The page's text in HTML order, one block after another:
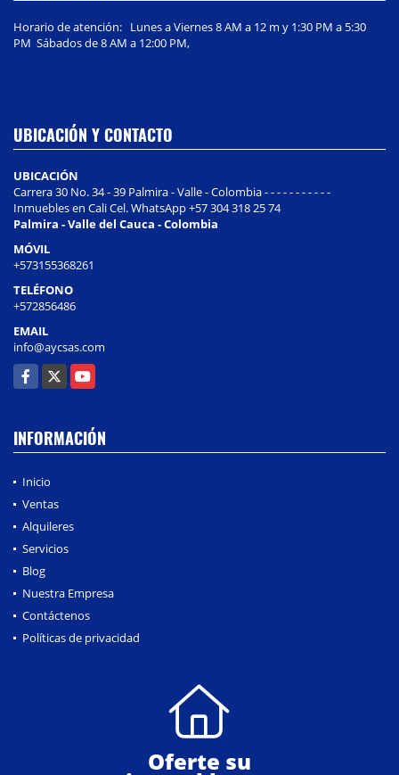
Horario de atención: Lunes a Viernes 8 AM a 12 m y 1:30 PM a 5:30
PM Sábados de 8 AM a 12:00 PM,
UBICACIÓN Y CONTACTO
UBICACIÓN
Carrera 30 No. 34 - 39 Palmira - Valle - Colombia - - - - - - - - - - -
Inmuebles en Cali Cel. WhatsApp +57 304 318 25 74
Palmira - Valle del Cauca - Colombia
MÓVIL
+573155368261
TELÉFONO
+572856486
EMAIL
info@aycsas.com
Facebook
X YouTube
INFORMACIÓN
Inicio
Ventas
Alquileres
Servicios
Blog
Nuestra Empresa
Contáctenos
Políticas de privacidad
Oferte su